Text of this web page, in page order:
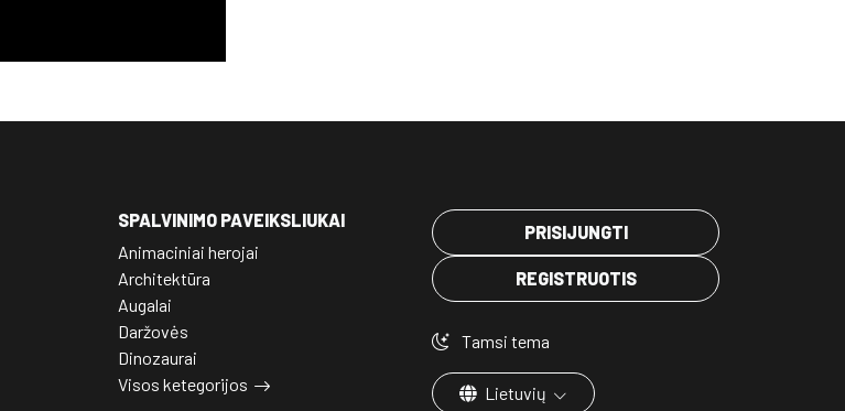
SPALVINIMO PAVEIKSLIUKAI
Animaciniai herojai
Architektūra
Augalai
Daržovės
Dinozaurai
Visos ketegorijos
PRISIJUNGTI
REGISTRUOTIS
Tamsi tema
Lietuvių